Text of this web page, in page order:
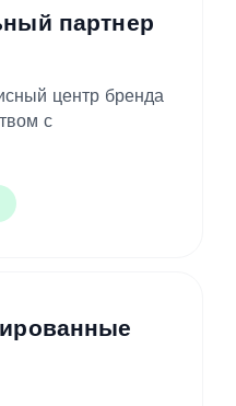
партнер
центр бренда
с